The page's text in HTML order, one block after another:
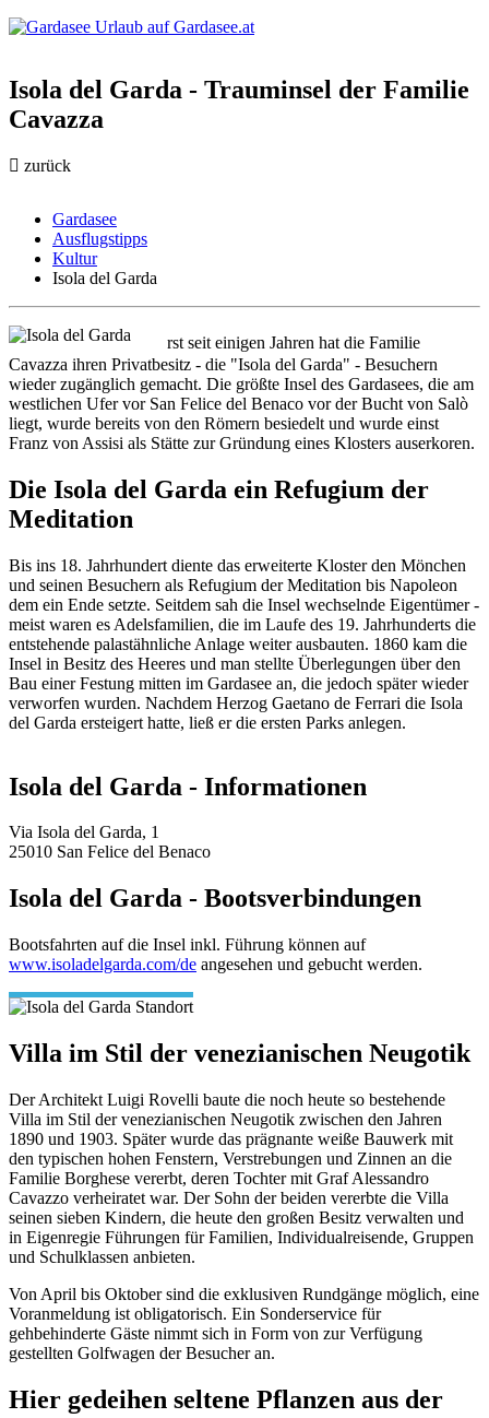
Isola del Garda - Trauminsel der Familie
Cavazza
zurück
Gardasee
Ausflugstipps
Kultur
Isola del Garda
rst seit einigen Jahren hat die Familie
Cavazza ihren Privatbesitz - die "Isola del Garda" - Besuchern
wieder zugänglich gemacht. Die größte Insel des Gardasees, die am
westlichen Ufer vor San Felice del Benaco vor der Bucht von Salò
liegt, wurde bereits von den Römern besiedelt und wurde einst
Franz von Assisi als Stätte zur Gründung eines Klosters auserkoren.
Die Isola del Garda ein Refugium der
Meditation
Bis ins 18. Jahrhundert diente das erweiterte Kloster den Mönchen
und seinen Besuchern als Refugium der Meditation bis Napoleon
dem ein Ende setzte. Seitdem sah die Insel wechselnde Eigentümer -
meist waren es Adelsfamilien, die im Laufe des 19. Jahrhunderts die
entstehende palastähnliche Anlage weiter ausbauten. 1860 kam die
Insel in Besitz des Heeres und man stellte Überlegungen über den
Bau einer Festung mitten im Gardasee an, die jedoch später wieder
verworfen wurden. Nachdem Herzog Gaetano de Ferrari die Isola
del Garda ersteigert hatte, ließ er die ersten Parks anlegen.
Isola del Garda - Informationen
Via Isola del Garda, 1
25010 San Felice del Benaco
Isola del Garda - Bootsverbindungen
Bootsfahrten auf die Insel inkl. Führung können auf
www.isoladelgarda.com/de angesehen und gebucht werden.
Villa im Stil der venezianischen Neugotik
Der Architekt Luigi Rovelli baute die noch heute so bestehende
Villa im Stil der venezianischen Neugotik zwischen den Jahren
1890 und 1903. Später wurde das prägnante weiße Bauwerk mit
den typischen hohen Fenstern, Verstrebungen und Zinnen an die
Familie Borghese vererbt, deren Tochter mit Graf Alessandro
Cavazzo verheiratet war. Der Sohn der beiden vererbte die Villa
seinen sieben Kindern, die heute den großen Besitz verwalten und
in Eigenregie Führungen für Familien, Individualreisende, Gruppen
und Schulklassen anbieten.
Von April bis Oktober sind die exklusiven Rundgänge möglich, eine
Voranmeldung ist obligatorisch. Ein Sonderservice für
gehbehinderte Gäste nimmt sich in Form von zur Verfügung
gestellten Golfwagen der Besucher an.
Hier gedeihen seltene Pflanzen aus der